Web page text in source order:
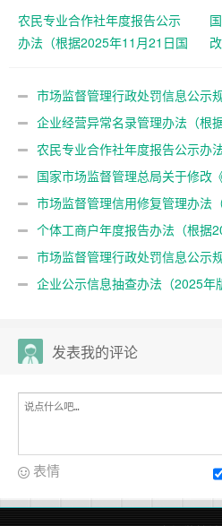
农民专业合作社年度报告公示
办法（根据2025年11月21日国
第二次修正）
市场监督管理行政处罚信息公示
家市场监督管理总局令第108号第二
企业经营异常名录管理办法（根
督管理总局令第108号第二次修正）
农民专业合作社年度报告公示办
市场监督管理总局令第108号第二次
国家市场监督管理总局关于修改
四部规章的决定 （总局令第108号
行）
市场监督管理信用修复管理办法
12月25日起施行）
个体工商户年度报告办法（根据
管理总局令第108号第二次修正）
市场监督管理行政处罚信息公示
企业公示信息抽查办法（2025年
发表我的评论
表情